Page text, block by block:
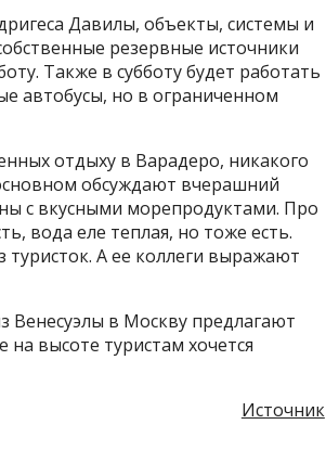
Давилы, объекты, системы и
резервные источники
Также в субботу будет работать
автобусы, но в ограниченном
отдыху в Варадеро, никакого
обсуждают вчерашний
с вкусными морепродуктами. Про
вода еле теплая, но тоже есть.
А ее коллеги выражают
Венесуэлы в Москву предлагают
высоте туристам хочется
Источник